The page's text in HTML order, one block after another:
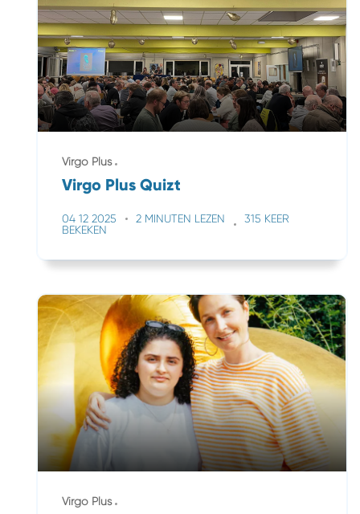
Virgo Plus
Virgo Plus Quizt
04 12 2025 2 MINUTEN LEZEN
315 KEER
BEKEKEN
Virgo Plus